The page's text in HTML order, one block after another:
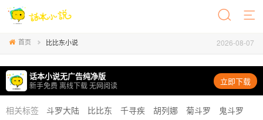
首页 比比东小说 2026-08-07
话本小说无广告纯净版
新手免费 离线下载 无网阅读 立即下载
相关标签 斗罗大陆 比比东 千寻疾 胡列娜 菊斗罗
鬼斗罗